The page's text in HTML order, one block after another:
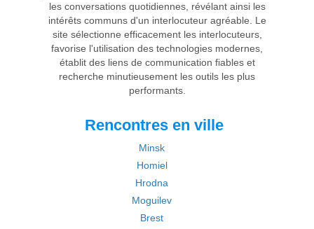
les conversations quotidiennes, révélant ainsi les
intérêts communs d'un interlocuteur agréable. Le
site sélectionne efficacement les interlocuteurs,
favorise l'utilisation des technologies modernes,
établit des liens de communication fiables et
recherche minutieusement les outils les plus
performants.
Rencontres en ville
Minsk
Homiel
Hrodna
Moguilev
Brest